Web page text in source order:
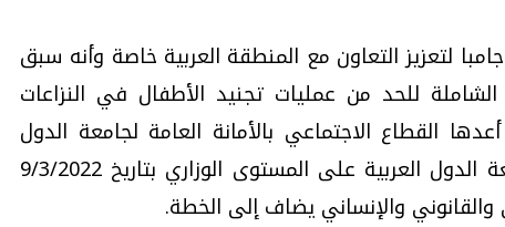
لتعزيز التعاون مع المنطقة العربية خاصة وأنه سبق
للحد من عمليات تجنيد الأطفال في النزاعات
القطاع الاجتماعي بالأمانة العامة لجامعة الدول
العربية، كما صدر قرار عن مجلس جامعة الدول العربية على المستوى الوزاري بتاريخ 9/3/2022
والإنساني يضاف إلى الخطة.